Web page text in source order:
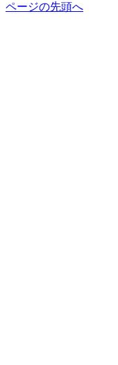
ページの先頭へ